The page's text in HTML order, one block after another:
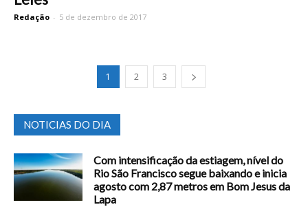
Redação - 5 de dezembro de 2017
1 2 3
NOTICIAS DO DIA
Com intensificação da estiagem, nível do
Rio São Francisco segue baixando e inicia
agosto com 2,87 metros em Bom Jesus da
Lapa